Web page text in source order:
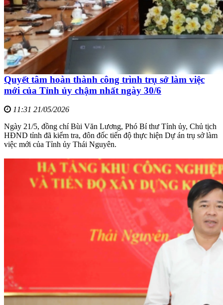
Quyết tâm hoàn thành công trình trụ sở làm việc
mới của Tỉnh ủy chậm nhất ngày 30/6
11:31 21/05/2026
Ngày 21/5, đồng chí Bùi Văn Lương, Phó Bí thư Tỉnh ủy, Chủ tịch
HĐND tỉnh đã kiểm tra, đôn đốc tiến độ thực hiện Dự án trụ sở làm
việc mới của Tỉnh ủy Thái Nguyên.